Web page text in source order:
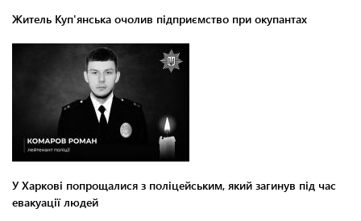
Житель Куп'янська очолив підприємство при окупантах
У Харкові попрощалися з поліцейським, який загинув під час
евакуації людей